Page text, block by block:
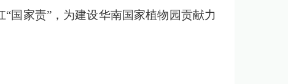
“国家责”，为建设华南国家植物园贡献力